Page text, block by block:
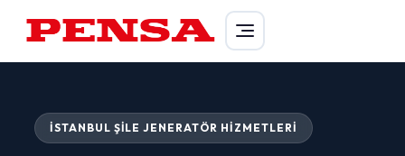
PENSA Generator
İSTANBUL ŞILE JENERATÖR HIZMETLERI